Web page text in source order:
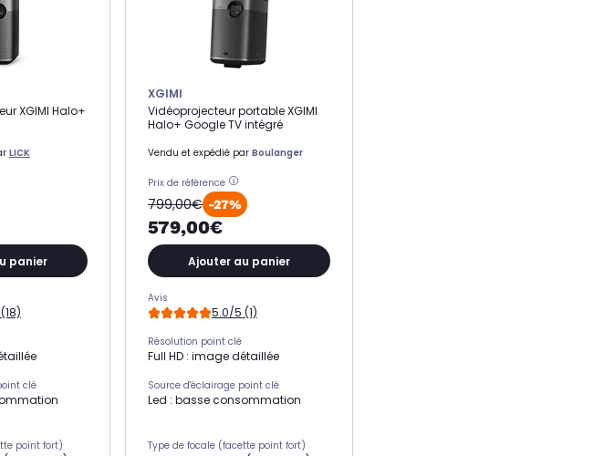
XGIMI Halo+
LICK
panier
clé
point fort)
XGIMI
Vidéoprojecteur portable XGIMI
Halo+ Google TV intégré
Vendu et expédié par Boulanger
Prix de référence
799,00€ -27%
579,00€
Ajouter au panier
Avis
5.0/5 (1)
Résolution point clé
Full HD : image détaillée
Source d'éclairage point clé
Led : basse consommation
Type de focale (facette point fort)